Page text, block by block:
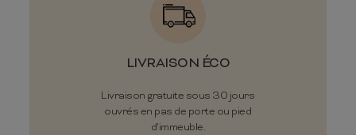
LIVRAISON ÉCO
Livraison gratuite sous 30 jours
ouvrés en pas de porte ou pied
d'immeuble.